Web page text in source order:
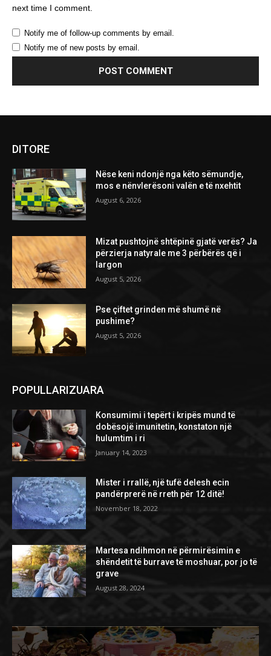
next time I comment.
Notify me of follow-up comments by email.
Notify me of new posts by email.
DITORE
Nëse keni ndonjë nga këto sëmundje,
mos e nënvlerësoni valën e të nxehtit
August 6, 2026
Mizat pushtojnë shtëpinë gjatë verës? Ja
përzierja natyrale me 3 përbërës që i
largon
August 5, 2026
Pse çiftet grinden më shumë në
pushime?
August 5, 2026
POPULLARIZUARA
Konsumimi i tepërt i kripës mund të
dobësojë imunitetin, konstaton një
hulumtim i ri
January 14, 2023
Mister i rrallë, një tufë delesh ecin
pandërprerë në rreth për 12 ditë!
November 18, 2022
Martesa ndihmon në përmirësimin e
shëndetit të burrave të moshuar, por jo të
grave
August 28, 2024